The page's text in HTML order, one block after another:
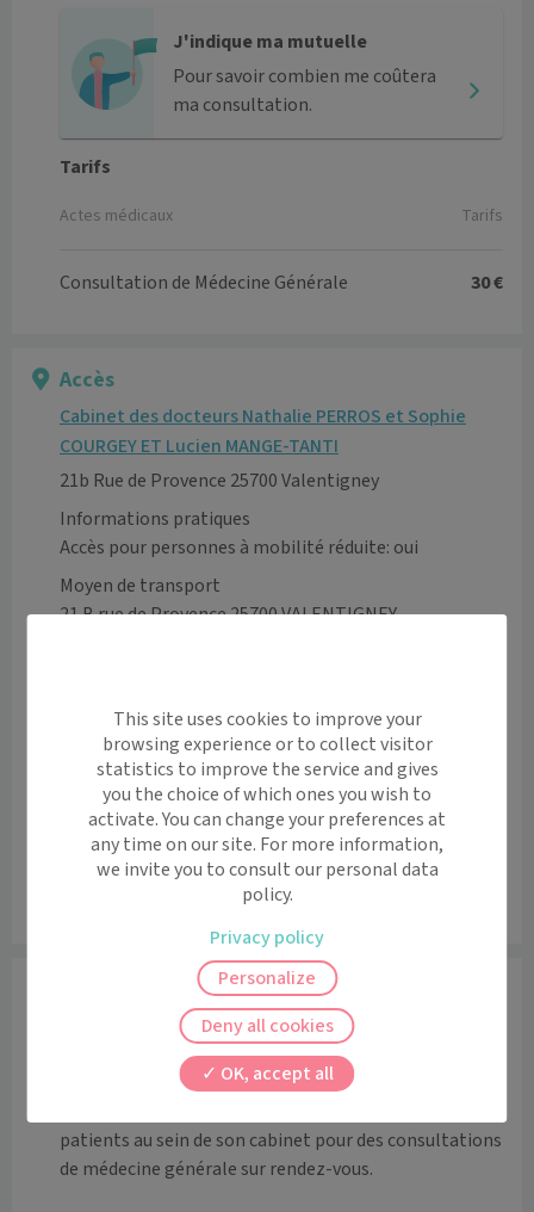
J'indique ma mutuelle
Pour savoir combien me coûtera
ma consultation.
Tarifs
Actes médicaux Tarifs
Consultation de Médecine Générale 30 €
Accès
Cabinet des docteurs Nathalie PERROS et Sophie
COURGEY ET Lucien MANGE-TANTI
21b Rue de Provence 25700 Valentigney
Informations pratiques
Accès pour personnes à mobilité réduite: oui
Moyen de transport
21 B rue de Provence 25700 VALENTIGNEY
Le Docteur COURGEY vous accueille dans son cabinet
situé au 21 B rue de provence 25700 VALENTIGNEY.
patients au sein de son cabinet pour des consultations
de médecine générale sur rendez-vous.
This site uses cookies to improve your
browsing experience or to collect visitor
statistics to improve the service and gives
you the choice of which ones you wish to
activate. You can change your preferences at
any time on our site. For more information,
we invite you to consult our personal data
policy.
OK, accept all
Deny all cookies
Personalize
Privacy policy